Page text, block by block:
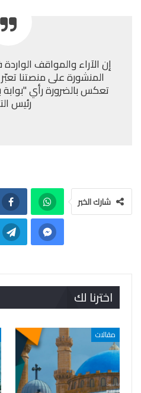
إن الآراء والمواقف
المنشورة على منصتنا
تعكس بالضرورة رأي "بوابة
رئيس
شارك الخبر
اخترنا لك
مقالات